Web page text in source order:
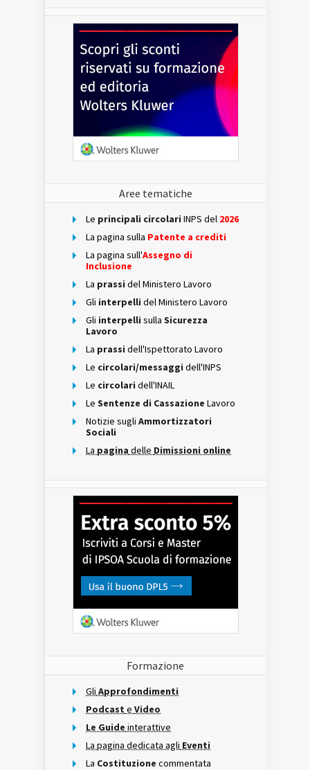
Aree tematiche
Le principali circolari INPS del 2026
La pagina sulla Patente a crediti
La pagina sull'Assegno di
Inclusione
La prassi del Ministero Lavoro
Gli interpelli del Ministero Lavoro
Gli interpelli sulla Sicurezza
Lavoro
La prassi dell'Ispettorato Lavoro
Le circolari/messaggi dell'INPS
Le circolari dell'INAIL
Le Sentenze di Cassazione Lavoro
Notizie sugli Ammortizzatori
Sociali
La pagina delle Dimissioni online
Formazione
Gli Approfondimenti
Podcast e Video
Le Guide interattive
La pagina dedicata agli Eventi
La Costituzione commentata